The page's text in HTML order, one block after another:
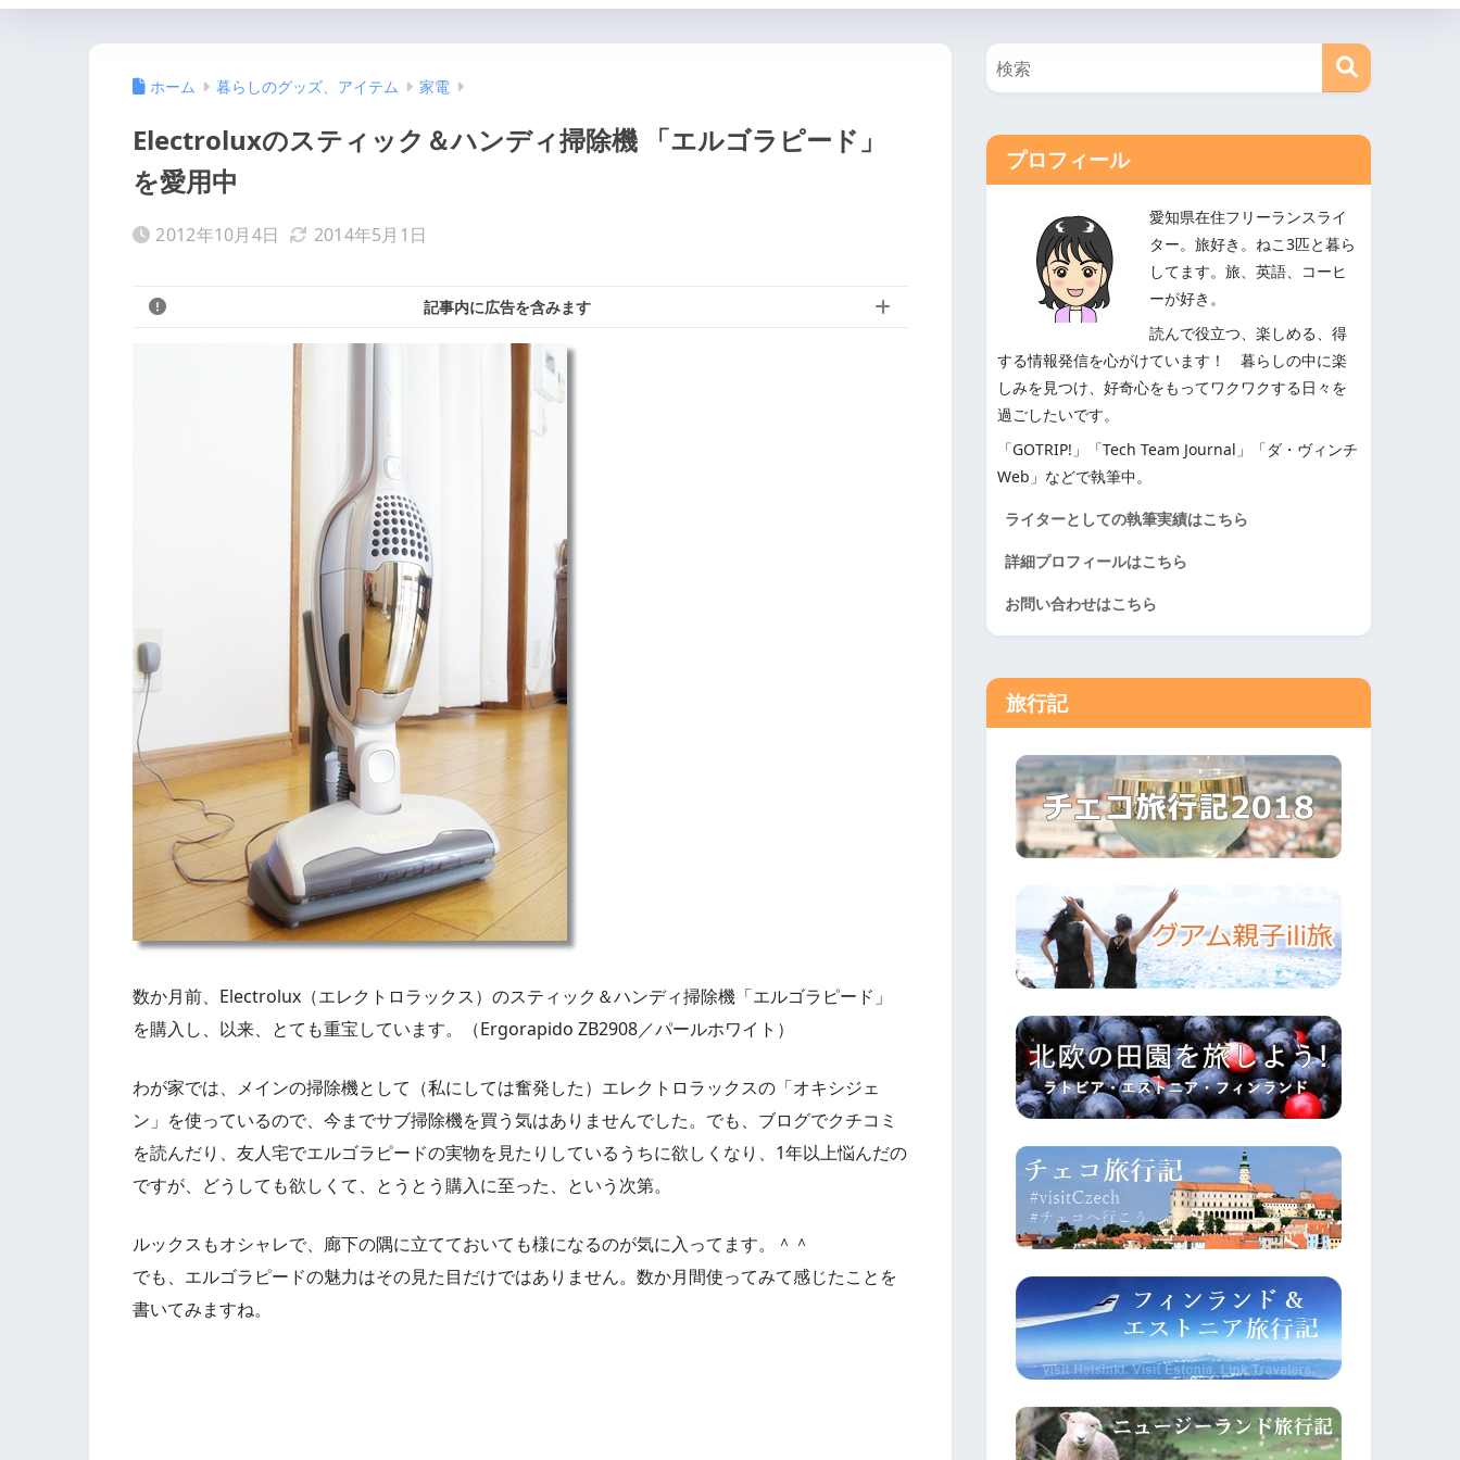
ホーム 暮らしのグッズ、アイテム 家電
Electroluxのスティック＆ハンディ掃除機 「エルゴラピード」
を愛用中
2012年10月4日 2014年5月1日
記事内に広告を含みます
数か月前、Electrolux（エレクトロラックス）のスティック＆ハンディ掃除機「エルゴラピード」
を購入し、以来、とても重宝しています。（Ergorapido ZB2908／パールホワイト）
わが家では、メインの掃除機として（私にしては奮発した）エレクトロラックスの「オキシジェ
ン」を使っているので、今までサブ掃除機を買う気はありませんでした。でも、ブログでクチコミ
を読んだり、友人宅でエルゴラピードの実物を見たりしているうちに欲しくなり、1年以上悩んだの
ですが、どうしても欲しくて、とうとう購入に至った、という次第。
ルックスもオシャレで、廊下の隅に立てておいても様になるのが気に入ってます。＾＾
でも、エルゴラピードの魅力はその見た目だけではありません。数か月間使ってみて感じたことを
書いてみますね。
プロフィール
愛知県在住フリーランスライ
ター。旅好き。ねこ3匹と暮ら
してます。旅、英語、コーヒ
ーが好き。
読んで役立つ、楽しめる、得
する情報発信を心がけています！ 暮らしの中に楽
しみを見つけ、好奇心をもってワクワクする日々を
過ごしたいです。
「GOTRIP!」「Tech Team Journal」「ダ・ヴィンチ
Web」などで執筆中。
ライターとしての執筆実績はこちら
詳細プロフィールはこちら
お問い合わせはこちら
旅行記